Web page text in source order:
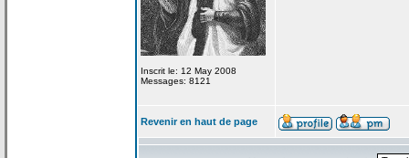
Inscrit le: 12 May 2008
Messages: 8121
Revenir en haut de page